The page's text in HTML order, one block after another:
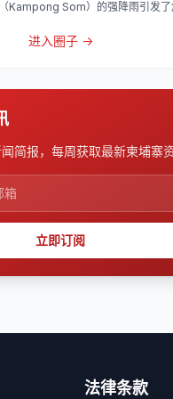
Kampong Som）的强降雨引发了
进入圈子 →
简报，每周获取最新柬埔寨
立即订阅
法律条款